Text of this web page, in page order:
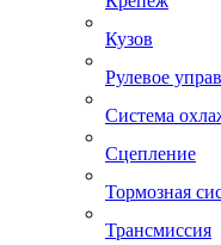
Кузов
Рулевое
Система
Сцепление
Тормозная
Трансмиссия